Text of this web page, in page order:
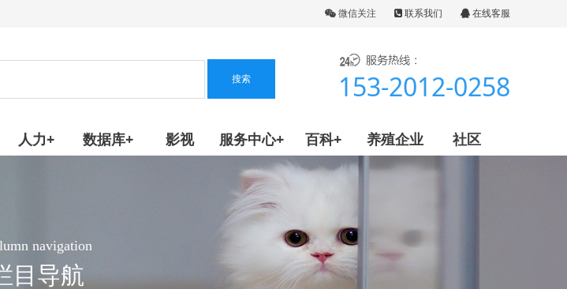
微信关注 联系我们 在线客服
153-2012-0258
人力+ 数据库+ 影视 服务中心+ 百科+ 养殖企业 社区
navigation
目导航